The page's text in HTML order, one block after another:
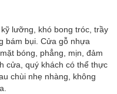
lưỡng, khó bong tróc, trầy
bám bụi. Cửa gỗ nhựa
bóng, phẳng, mịn, đảm
cửa, quý khách có thể thực
chùi nhẹ nhàng, không